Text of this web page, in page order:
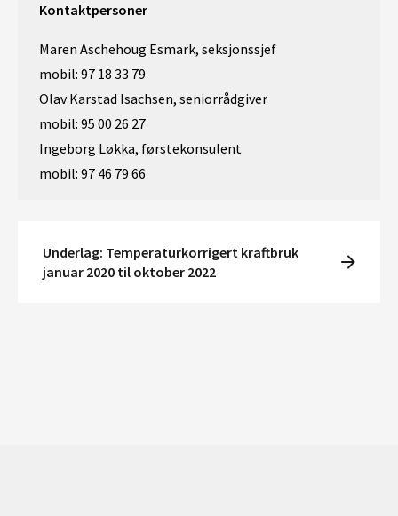
Kontaktpersoner
Maren Aschehoug Esmark, seksjonssjef
mobil: 97 18 33 79
Olav Karstad Isachsen, seniorrådgiver
mobil: 95 00 26 27
Ingeborg Løkka, førstekonsulent
mobil: 97 46 79 66
Underlag: Temperaturkorrigert kraftbruk
januar 2020 til oktober 2022